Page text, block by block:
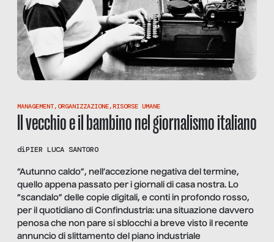
MANAGEMENT,ORGANIZZAZIONE,RISORSE UMANE
Il vecchio e il bambino nel giornalismo italiano
diPIER LUCA SANTORO
“Autunno caldo”, nell’accezione negativa del termine,
quello appena passato per i giornali di casa nostra. Lo
“scandalo” delle copie digitali, e conti in profondo rosso,
per il quotidiano di Confindustria: una situazione davvero
penosa che non pare si sblocchi a breve visto il recente
annuncio di slittamento del piano industriale